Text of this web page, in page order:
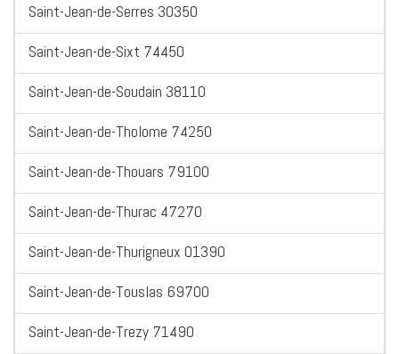
Saint-Jean-de-Serres 30350
Saint-Jean-de-Sixt 74450
Saint-Jean-de-Soudain 38110
Saint-Jean-de-Tholome 74250
Saint-Jean-de-Thouars 79100
Saint-Jean-de-Thurac 47270
Saint-Jean-de-Thurigneux 01390
Saint-Jean-de-Touslas 69700
Saint-Jean-de-Trezy 71490